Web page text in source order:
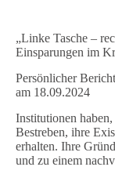
„Linke Tasche –
Einsparungen im
Persönlicher
am 18.09.2024
Institutionen haben,
Bestreben, ihre
erhalten. Ihre
und zu einem